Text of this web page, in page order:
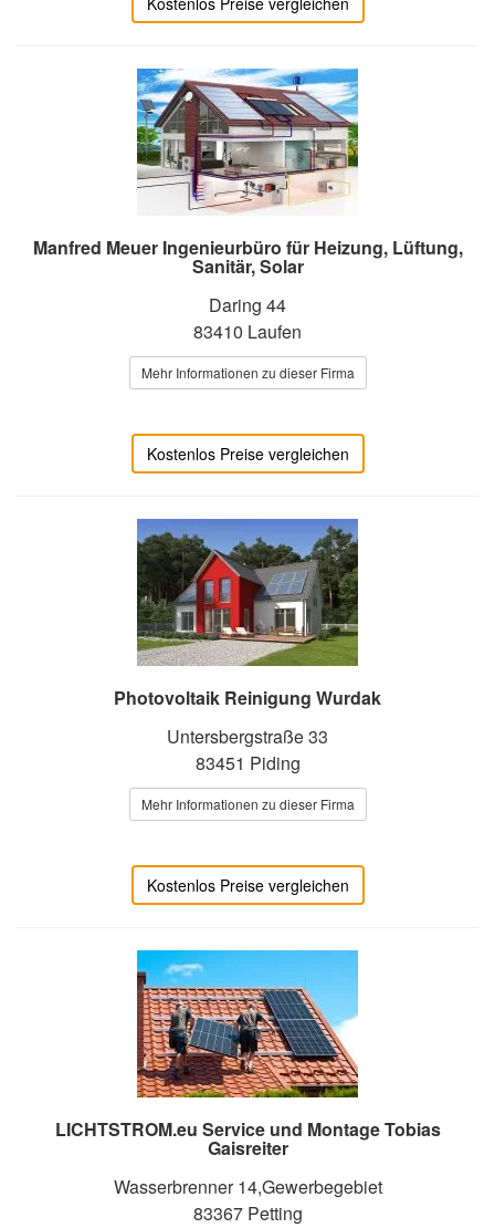
Manfred Meuer Ingenieurbüro für Heizung, Lüftung,
Sanitär, Solar
Daring 44
83410 Laufen
Mehr Informationen zu dieser Firma
Kostenlos Preise vergleichen
Photovoltaik Reinigung Wurdak
Untersbergstraße 33
83451 Piding
Mehr Informationen zu dieser Firma
Kostenlos Preise vergleichen
LICHTSTROM.eu Service und Montage Tobias
Gaisreiter
Wasserbrenner 14,Gewerbegebiet
83367 Petting